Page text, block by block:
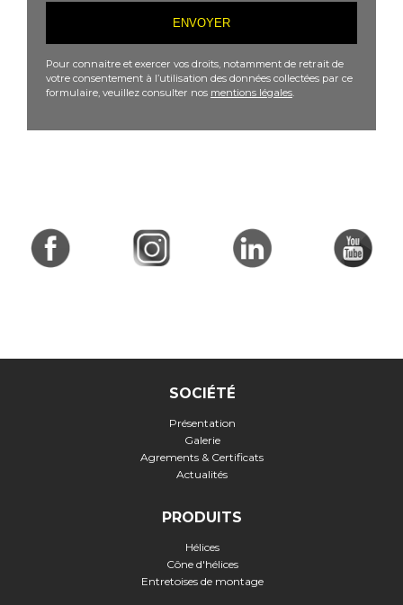
Pour connaitre et exercer vos droits, notamment de retrait de
votre consentement à l’utilisation des données collectées par ce
formulaire, veuillez consulter nos mentions légales
SOCIÉTÉ
Présentation
Galerie
Agrements & Certificats
Actualités
PRODUITS
Hélices
Cône d'hélices
Entretoises de montage